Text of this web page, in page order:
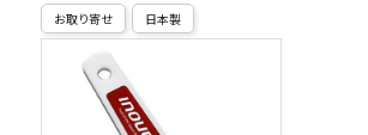
お取り寄せ 日本製